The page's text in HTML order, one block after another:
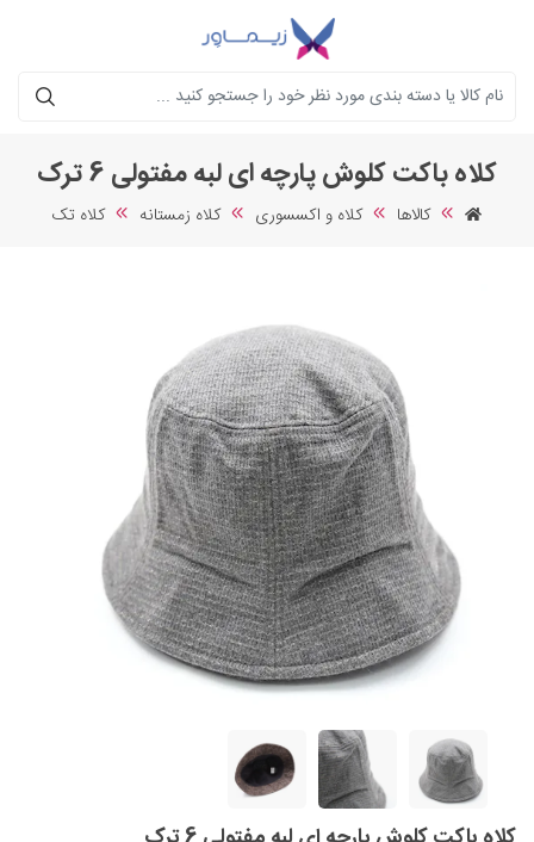
جستجو
کلاه باکت کلوش پارچه ای لبه مفتولی 6 ترک
کالاها کلاه و اکسسوری کلاه زمستانه کلاه تک